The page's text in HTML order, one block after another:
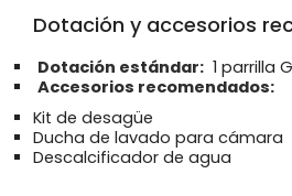
Dotación y accesorios
Dotación estándar: 1 parrilla
Accesorios recomendados:
Kit de desagüe
Ducha de lavado para cámara
Descalcificador de agua